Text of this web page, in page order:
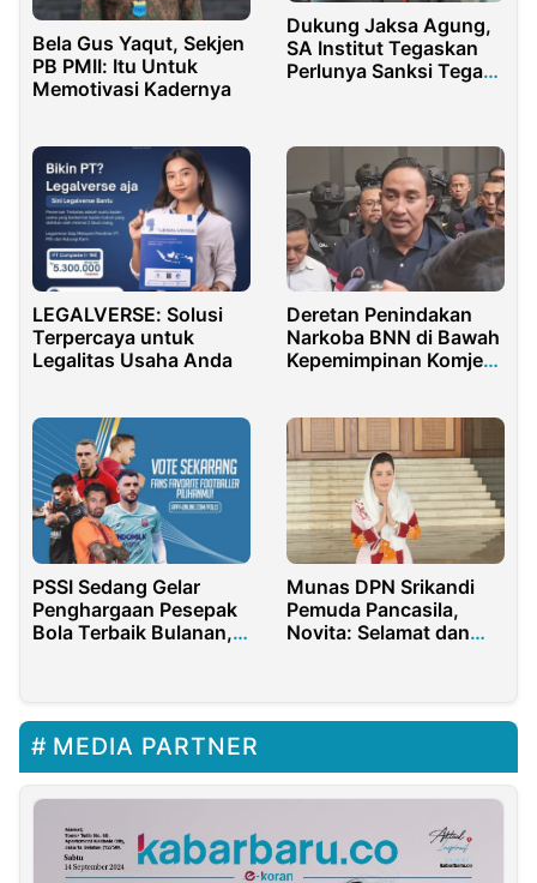
Bela Gus Yaqut, Sekjen
PB PMII: Itu Untuk
Memotivasi Kadernya
Dukung Jaksa Agung,
SA Institut Tegaskan
Perlunya Sanksi Tegas
LEGALVERSE: Solusi
Terpercaya untuk
Legalitas Usaha Anda
Deretan Penindakan
Narkoba BNN di Bawah
Kepemimpinan Komjen
PSSI Sedang Gelar
Penghargaan Pesepak
Bola Terbaik Bulanan,
Munas DPN Srikandi
Pemuda Pancasila,
Novita: Selamat dan
MEDIA PARTNER